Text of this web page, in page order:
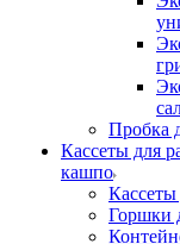
Пробка
Кассеты для
кашпо
Кассеты
Горшки